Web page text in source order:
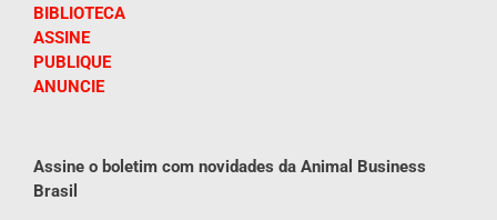
BIBLIOTECA
ASSINE
PUBLIQUE
ANUNCIE
Assine o boletim com novidades da Animal Business
Brasil